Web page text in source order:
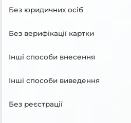
Без юридичних осіб
Без верифікації картки
Інші способи внесення
Інші способи виведення
Без реєстрації